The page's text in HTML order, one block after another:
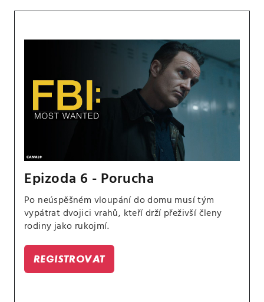
Epizoda 6 - Porucha
Po neúspěšném vloupání do domu musí tým
vypátrat dvojici vrahů, kteří drží přeživší členy
rodiny jako rukojmí.
REGISTROVAT